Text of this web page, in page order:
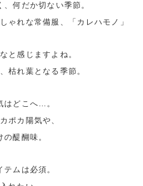
何だか切ない季節。
ゃれな常備服、「カレハモノ」
と感じますよね。
枯れ葉となる季節。
はどこへ…。
ポカ陽気や、
醍醐味。
ムは必須。